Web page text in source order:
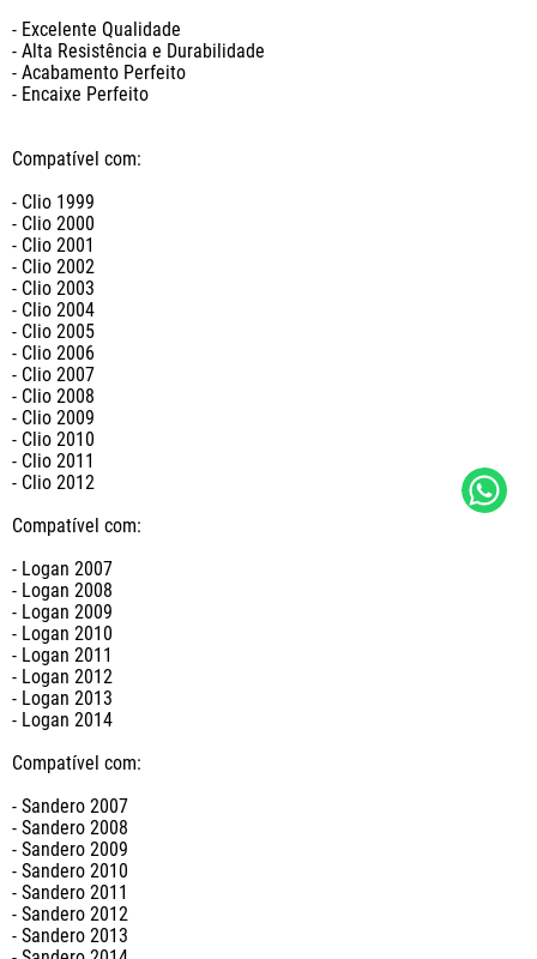
- Excelente Qualidade
- Alta Resistência e Durabilidade
- Acabamento Perfeito
- Encaixe Perfeito
Compatível com:
- Clio 1999
- Clio 2000
- Clio 2001
- Clio 2002
- Clio 2003
- Clio 2004
- Clio 2005
- Clio 2006
- Clio 2007
- Clio 2008
- Clio 2009
- Clio 2010
- Clio 2011
- Clio 2012
Compatível com:
- Logan 2007
- Logan 2008
- Logan 2009
- Logan 2010
- Logan 2011
- Logan 2012
- Logan 2013
- Logan 2014
Compatível com:
- Sandero 2007
- Sandero 2008
- Sandero 2009
- Sandero 2010
- Sandero 2011
- Sandero 2012
- Sandero 2013